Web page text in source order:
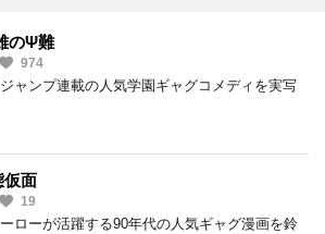
のΨ難
974
ャンプ連載の人気学園ギャグコメディを実写
仮面
19
ローが活躍する90年代の人気ギャグ漫画を鈴